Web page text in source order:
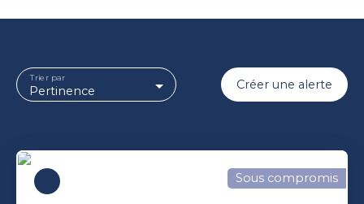
Pertinence
Trier par Créer une alerte
Sous compromis